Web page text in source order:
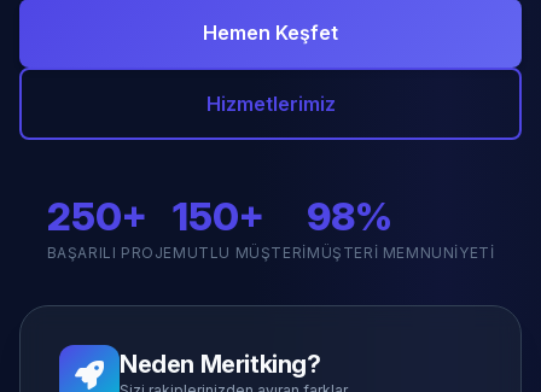
Hemen Keşfet
Hizmetlerimiz
250+
BAŞARILI PROJE
150+
MUTLU MÜŞTERI
98%
MÜŞTERI MEMNUNIYETI
Neden Meritking?